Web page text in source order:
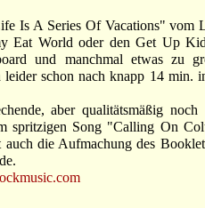
Is A Series Of Vacations" vom
Eat World oder den Get Up
und manchmal etwas zu
schon nach knapp 14 min.
aber qualitätsmäßig noch
spritzigen Song "Calling On
die Aufmachung des